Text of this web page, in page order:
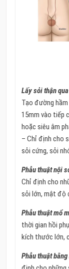
Lấy sỏi thận
Tạo đường
15mm vào tiếp
hoặc siêu âm
– Chỉ định cho
sỏi cứng, sỏi
Phẫu thuật nội
Chỉ định cho
sỏi lớn, mật độ
Phẫu thuật mổ
thời gian hồi
kích thước lớn,
Phẫu thuật bằng